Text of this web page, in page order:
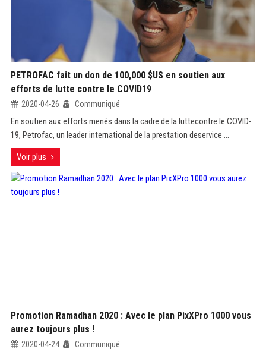
PETROFAC fait un don de 100,000 $US en soutien aux
efforts de lutte contre le COVID19
2020-04-26 Communiqué
En soutien aux efforts menés dans la cadre de la luttecontre le COVID-
19, Petrofac, un leader international de la prestation deservice ...
Voir plus
Promotion Ramadhan 2020 : Avec le plan PixXPro 1000 vous
aurez toujours plus !
2020-04-24 Communiqué